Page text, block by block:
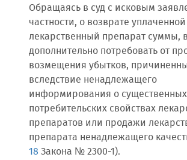
Обращаясь в суд с исковым
частности, о возврате
лекарственный препарат суммы,
дополнительно потребовать от
возмещения убытков,
вследствие ненадлежащего
информирования о существенных
потребительских свойствах
препаратов или продажи
препарата ненадлежащего
18 Закона № 2300-1).